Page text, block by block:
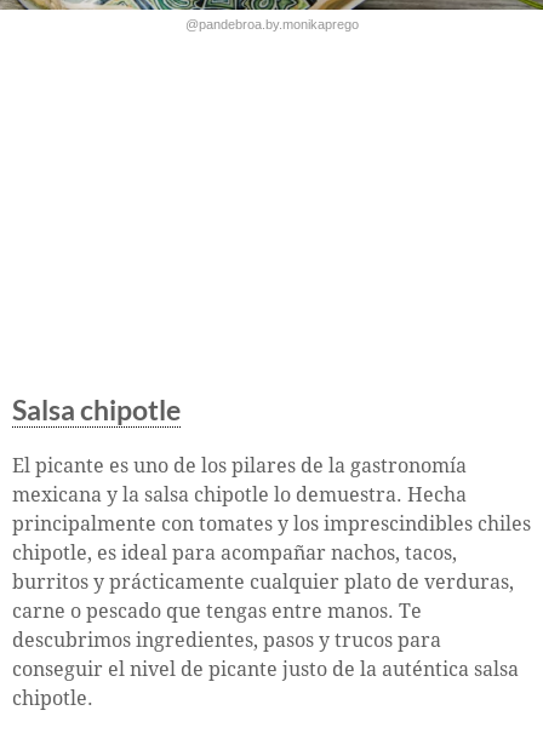
@pandebroa.by.monikaprego
Salsa chipotle
El picante es uno de los pilares de la gastronomía
mexicana y la salsa chipotle lo demuestra. Hecha
principalmente con tomates y los imprescindibles chiles
chipotle, es ideal para acompañar nachos, tacos,
burritos y prácticamente cualquier plato de verduras,
carne o pescado que tengas entre manos. Te
descubrimos ingredientes, pasos y trucos para
conseguir el nivel de picante justo de la auténtica salsa
chipotle.